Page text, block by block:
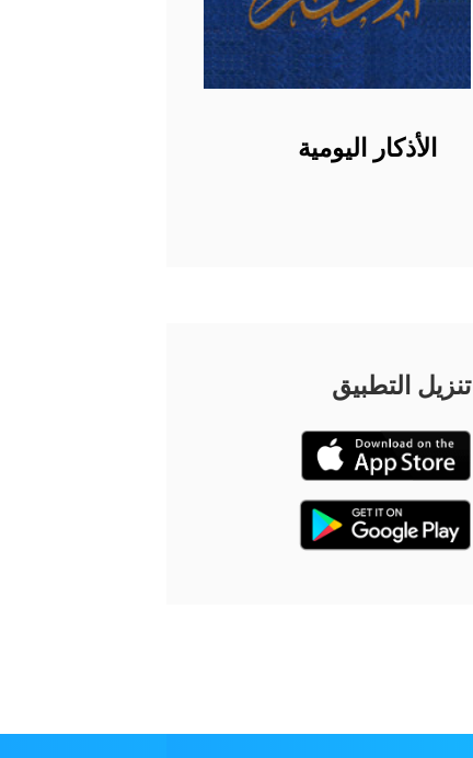
الأذكار اليومية
تنزيل التطبيق